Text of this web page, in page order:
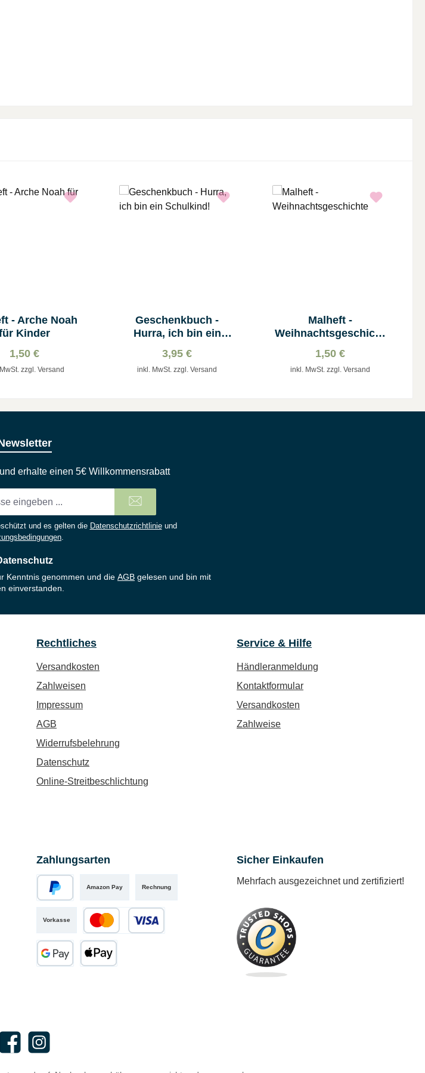
- Arche Noah
Kinder
1,50 €
zzgl. Versand
Geschenkbuch -
Hurra, ich bin ein
3,95 €
inkl. MwSt. zzgl. Versand
Malheft -
Weihnachtsgeschicht
1,50 €
inkl. MwSt. zzgl. Versand
erhalte einen 5€ Willkommensrabatt
und es gelten die Datenschutzrichtlinieund
Kenntnis genommen und die AGB gelesen und bin mit
einverstanden.
Rechtliches
Versandkosten
Zahlweisen
Impressum
AGB
Widerrufsbelehrung
Datenschutz
Online-Streitbeschlichtung
Service & Hilfe
Händleranmeldung
Kontaktformular
Versandkosten
Zahlweise
Zahlungsarten
Amazon Pay Rechnung
Vorkasse
Kredit- oder Debitkarte
Sicher Einkaufen
Mehrfach ausgezeichnet und zertifiziert!
FacebookInstagram